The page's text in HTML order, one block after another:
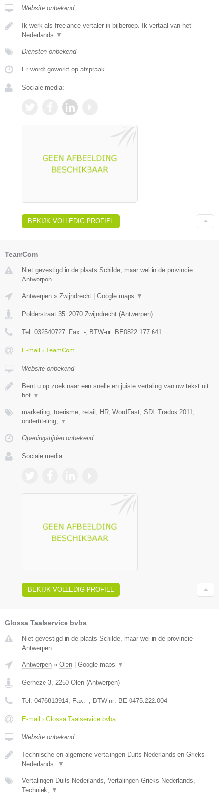
Website onbekend
Ik werk als freelance vertaler in bijberoep. Ik vertaal van het
Nederlands ▼
Diensten onbekend
Er wordt gewerkt op afspraak.
Sociale media:
BEKIJK VOLLEDIG PROFIEL
TeamCom
Niet gevestigd in de plaats Schilde, maar wel in de provincie
Antwerpen.
Antwerpen » Zwijndrecht Google maps ▼
Polderstraat 35 2070 Zwijndrecht (Antwerpen)
Tel: 032540727 , Fax: - , BTW-nr: BE0822.177.641
E-mail › TeamCom
Website onbekend
Bent u op zoek naar een snelle en juiste vertaling van uw tekst uit
het ▼
marketing, toerisme, retail, HR, WordFast, SDL Trados 2011,
ondertiteling,
▼
Openingstijden onbekend
Sociale media:
BEKIJK VOLLEDIG PROFIEL
Glossa Taalservice bvba
Niet gevestigd in de plaats Schilde, maar wel in de provincie
Antwerpen.
Antwerpen » Olen | Google maps ▼
Gerheze 3 2250 Olen (Antwerpen)
Tel: 0476813914 , Fax: - , BTW-nr: BE 0475.222.004
E-mail › Glossa Taalservice bvba
Website onbekend
Technische en algemene vertalingen Duits-Nederlands en Grieks-
Nederlands.
▼
Vertalingen Duits-Nederlands, Vertalingen Grieks-Nederlands,
Techniek,
▼